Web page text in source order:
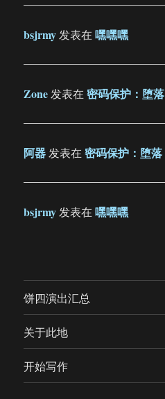
bsjrmy发表在嘿嘿嘿
Zone发表在密码保护：堕落
阿器发表在密码保护：堕落
bsjrmy发表在嘿嘿嘿
饼四演出汇总
关于此地
开始写作